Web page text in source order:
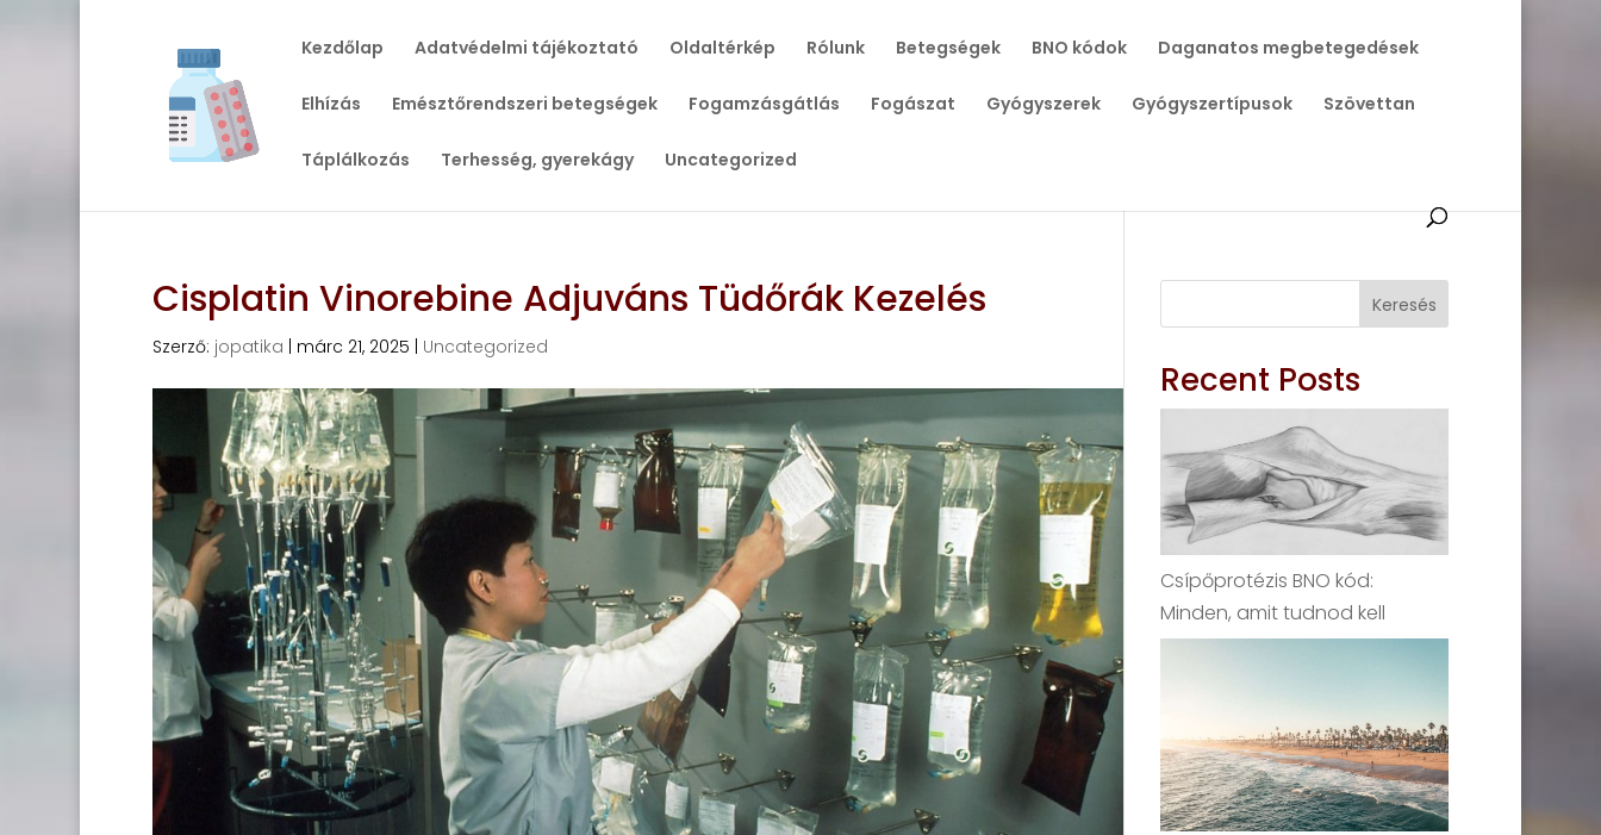
Kezdőlap Adatvédelmi tájékoztató Oldaltérkép Rólunk Betegségek BNO kódok Daganatos megbetegedések
Elhízás Emésztőrendszeri betegségek Fogamzásgátlás Fogászat Gyógyszerek Gyógyszertípusok Szövettan
Táplálkozás Terhesség, gyerekágy Uncategorized
Cisplatin Vinorebine Adjuváns Tüdőrák Kezelés
Szerző: jopatika márc 21, 2025 Uncategorized
Keresés
Recent Posts
Csípőprotézis BNO kód:
Minden, amit tudnod kell